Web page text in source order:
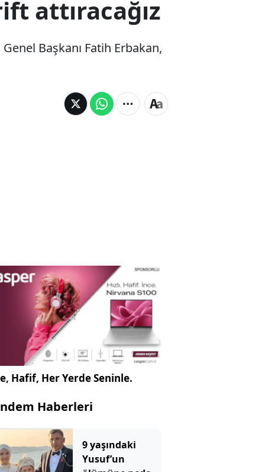
attıracağız
Başkanı Fatih Erbakan,
Hafif, Her Yerde Seninle.
Haberleri
9 yaşındaki
Yusuf’un